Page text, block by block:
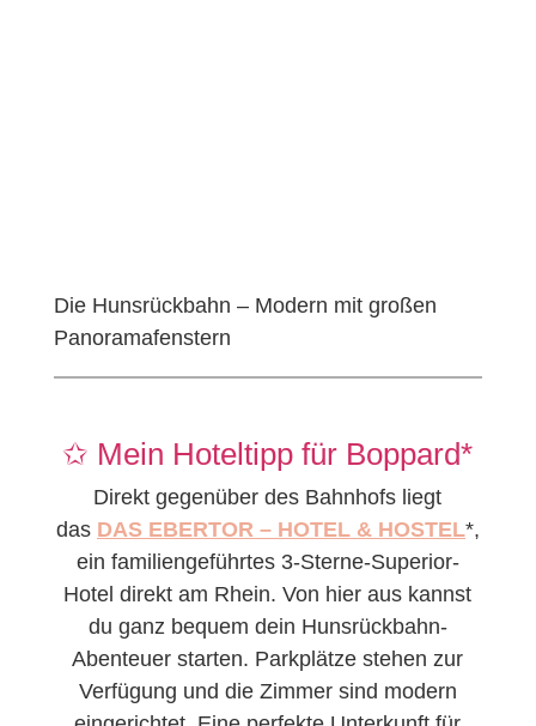
Die Hunsrückbahn – Modern mit großen
Panoramafenstern
✩ Mein Hoteltipp für Boppard*
Direkt gegenüber des Bahnhofs liegt
das DAS EBERTOR – HOTEL & HOSTEL*,
ein familiengeführtes 3-Sterne-Superior-
Hotel direkt am Rhein. Von hier aus kannst
du ganz bequem dein Hunsrückbahn-
Abenteuer starten. Parkplätze stehen zur
Verfügung und die Zimmer sind modern